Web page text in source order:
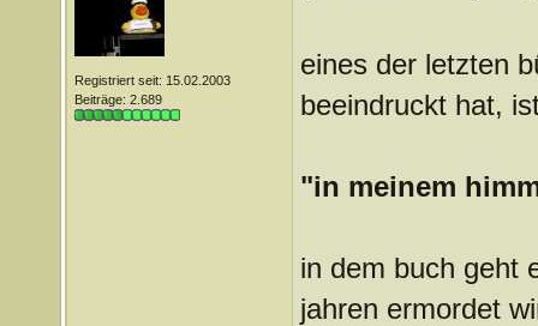
Registriert seit: 15.02.2003
Beiträge: 2.689
eines der letzten
beeindruckt hat,
"in meinem
in dem buch geht
jahren ermordet